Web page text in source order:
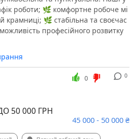
роботи; 🌿 комфортне робоче мі
крамниці; 🌿 стабільна та своєчас
професійного розвитку
0
0
50 000 ГРН
45 000 - 50 000 ₴